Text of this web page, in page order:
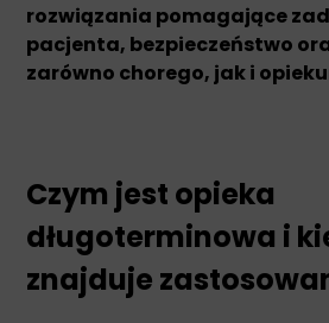
rozwiązania pomagające
pacjenta, bezpieczeństwo
zarówno chorego, jak i
Czym jest opieka
długoterminowa i
znajduje